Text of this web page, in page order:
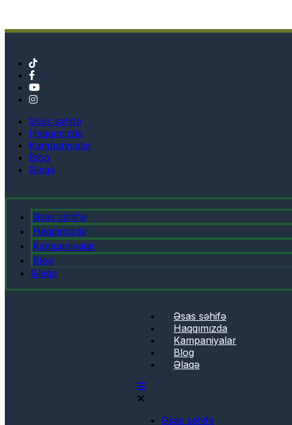
Əsas səhifə
Haqqımızda
Kampaniyalar
Blog
Əlaqə
Əsas səhifə
Haqqımızda
Kampaniyalar
Blog
Əlaqə
Əsas səhifə
Haqqımızda
Kampaniyalar
Blog
Əlaqə
Əsas səhifə